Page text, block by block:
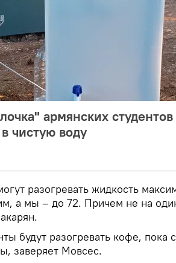
армянских студентов
чистую воду
разогревать жидкость
а мы – до 72. Причем не на
будут разогревать кофе, пока
заверяет Мовсес.